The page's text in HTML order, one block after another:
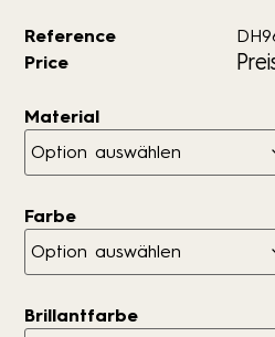
Reference
Price
Material
Farbe
Brillantfarbe